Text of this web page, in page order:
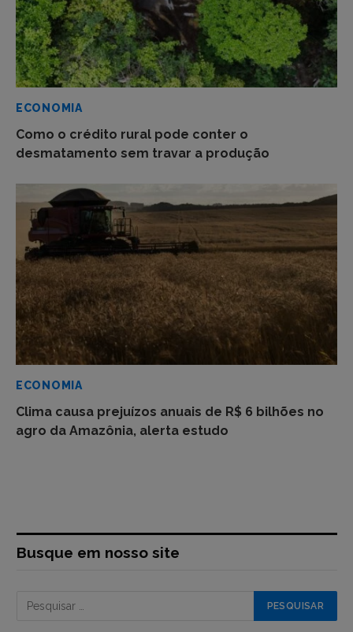
ECONOMIA
Como o crédito rural pode conter o
desmatamento sem travar a produção
ECONOMIA
Clima causa prejuízos anuais de R$ 6 bilhões no
agro da Amazônia, alerta estudo
Busque em nosso site